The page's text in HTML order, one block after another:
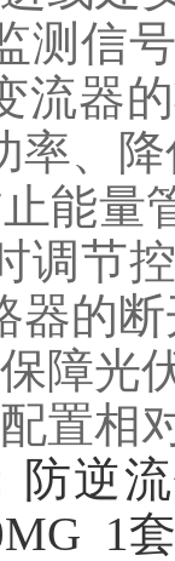
测信
流器
率、
能量
调节
器的
保障光
置相
防逆
1套